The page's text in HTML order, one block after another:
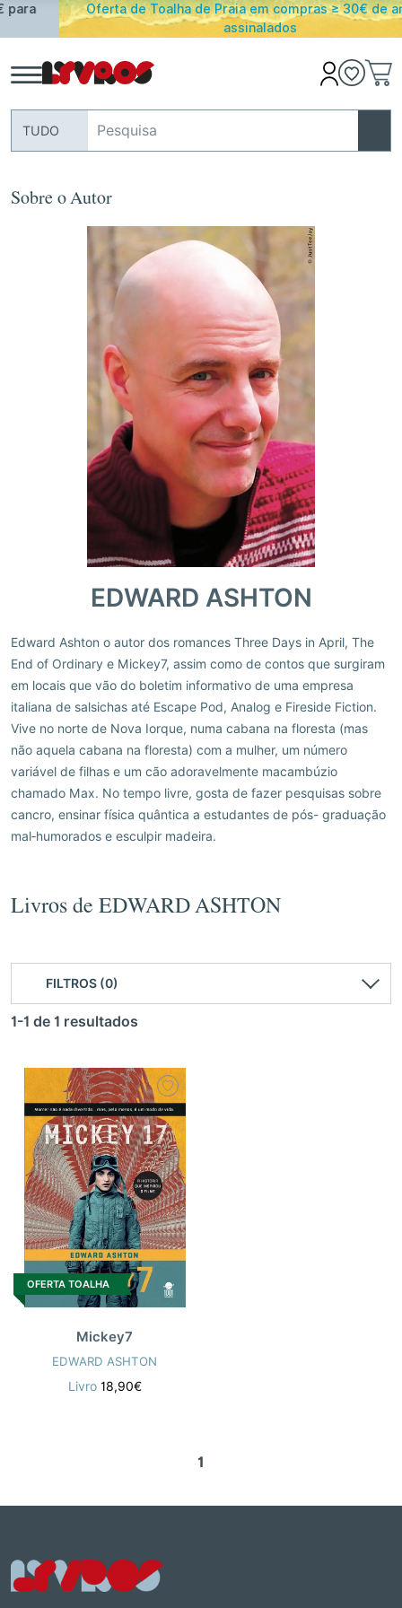
Oferta de Toalha de Praia em compras ≥ 30€ de artigos
assinalados
TUDO
Sobre o Autor
EDWARD ASHTON
Edward Ashton o autor dos romances Three Days in April, The
End of Ordinary e Mickey7, assim como de contos que surgiram
em locais que vão do boletim informativo de uma empresa
italiana de salsichas até Escape Pod, Analog e Fireside Fiction.
Vive no norte de Nova Iorque, numa cabana na floresta (mas
não aquela cabana na floresta) com a mulher, um número
variável de filhas e um cão adoravelmente macambúzio
chamado Max. No tempo livre, gosta de fazer pesquisas sobre
cancro, ensinar física quântica a estudantes de pós- graduação
mal‑humorados e esculpir madeira.
Livros de EDWARD ASHTON
FILTROS (0)
1-1 de 1 resultados
OFERTA TOALHA
Mickey7
EDWARD ASHTON
Livro 18,90€
1